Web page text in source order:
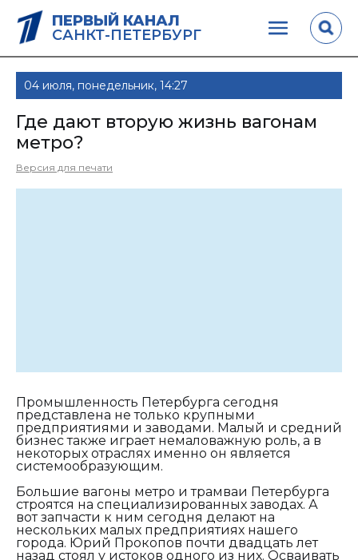
ПЕРВЫЙ КАНАЛ
САНКТ-ПЕТЕРБУРГ
04 июля, понедельник, 14:27
Где дают вторую жизнь вагонам
метро?
Версия для печати
Промышленность Петербурга сегодня
представлена не только крупными
предприятиями и заводами. Малый и средний
бизнес также играет немаловажную роль, а в
некоторых отраслях именно он является
системообразующим.
Большие вагоны метро и трамваи Петербурга
строятся на специализированных заводах. А
вот запчасти к ним сегодня делают на
нескольких малых предприятиях нашего
города. Юрий Прокопов почти двадцать лет
назад стоял у истоков одного из них. Осваивать